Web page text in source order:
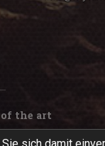
the art